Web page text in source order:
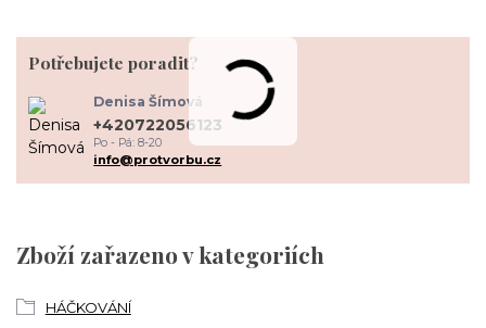
Zboží zařazeno v kategoriích
HÁČKOVÁNÍ
Potřebujete poradit?
Denisa Šímová
+420722056123
Po - Pá: 8-20
info@protvorbu.cz